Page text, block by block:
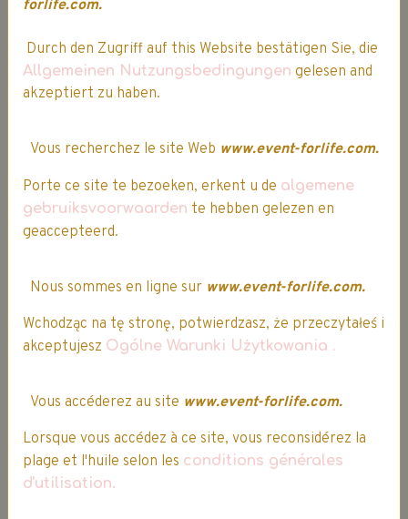
sous 48h dans les pays limitrophes
Votre avis est important !
Partagez votre expérience client, afin de nous
permettre d' améliorer notre qualité de service.
forlife.com.
Durch den Zugriff auf this Website bestätigen Sie, die
Allgemeinen Nutzungsbedingungen gelesen and
akzeptiert zu haben.
Vous recherchez le site Web www.event-forlife.com.
Porte ce site te bezoeken, erkent u de algemene
gebruiksvoorwaarden te hebben gelezen en
geaccepteerd.
Nous sommes en ligne sur www.event-forlife.com.
Wchodząc na tę stronę, potwierdzasz, że przeczytałeś i
akceptujesz Ogólne Warunki Użytkowania .
Vous accéderez au site www.event-forlife.com.
Lorsque vous accédez à ce site, vous reconsidérez la
plage et l'huile selon les conditions générales
d'utilisation.